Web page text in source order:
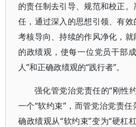
的责任制去引导、规范和校正
任，通过深入的思想引领、有
考核导向、持续的作风净化，
的政绩观，使每一位党员干部
人”和正确政绩观的“践行者”。
强化管党治党责任的“刚性
一个“软约束”，而管党治党责
确政绩观从“软约束”变为“硬杠